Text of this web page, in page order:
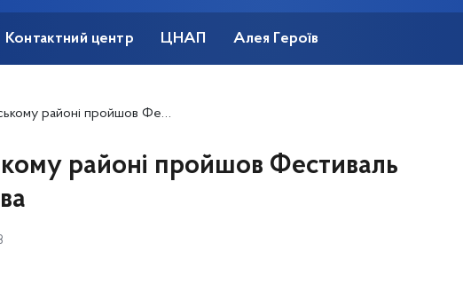
Контактний центр ЦНАП Алея Героїв
пройшов Фестиваль вуличного мистецтва
районі пройшов Фестиваль